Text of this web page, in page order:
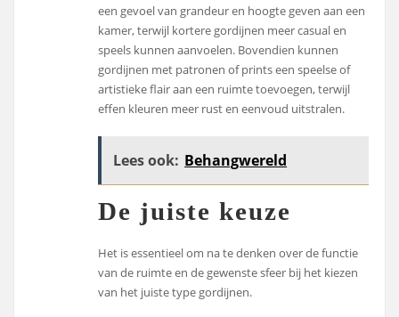
een gevoel van grandeur en hoogte geven aan een
kamer, terwijl kortere gordijnen meer casual en
speels kunnen aanvoelen. Bovendien kunnen
gordijnen met patronen of prints een speelse of
artistieke flair aan een ruimte toevoegen, terwijl
effen kleuren meer rust en eenvoud uitstralen.
Lees ook: Behangwereld
De juiste keuze
Het is essentieel om na te denken over de functie
van de ruimte en de gewenste sfeer bij het kiezen
van het juiste type gordijnen.